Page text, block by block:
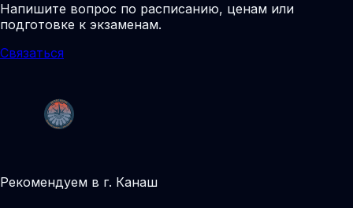
Напишите вопрос по расписанию, ценам или
подготовке к экзаменам.
Связаться
Рекомендуем в г. Канаш